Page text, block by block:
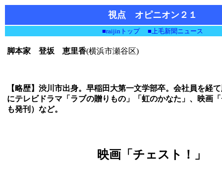
視点 オピニオン２１
■raijinトップ ■上毛新聞ニュース
脚本家 登坂 恵里香(横浜市瀬谷区)
【略歴】渋川市出身。早稲田大第一文学部卒。会社員を経
にテレビドラマ「ラブの贈りもの」「虹のかなた」、映画
も発刊）など。
映画「チェスト！」